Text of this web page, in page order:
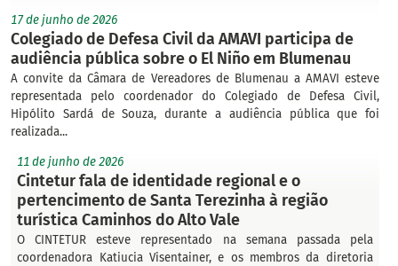
17 de junho de 2026
Colegiado de Defesa Civil da AMAVI participa de
audiência pública sobre o El Niño em Blumenau
A convite da Câmara de Vereadores de Blumenau a AMAVI esteve
representada pelo coordenador do Colegiado de Defesa Civil,
Hipólito Sardá de Souza, durante a audiência pública que foi
realizada...
11 de junho de 2026
Cintetur fala de identidade regional e o
pertencimento de Santa Terezinha à região
turística Caminhos do Alto Vale
O CINTETUR esteve representado na semana passada pela
coordenadora Katiucia Visentainer, e os membros da diretoria